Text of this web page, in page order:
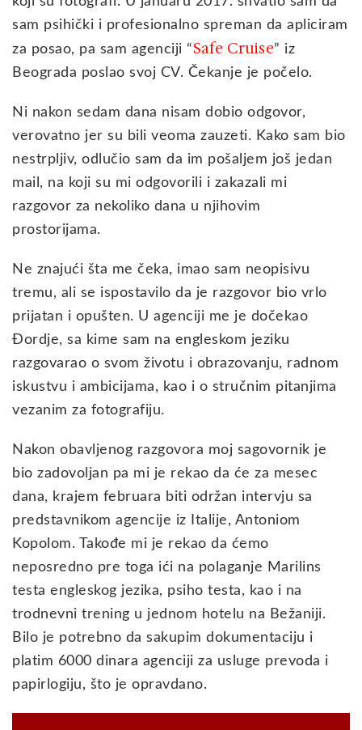
sam psihički i profesionalno spreman da apliciram
za posao, pa sam agenciji “Safe Cruise” iz
Beograda poslao svoj CV. Čekanje je počelo.
Ni nakon sedam dana nisam dobio odgovor,
verovatno jer su bili veoma zauzeti. Kako sam bio
nestrpljiv, odlučio sam da im pošaljem još jedan
mail, na koji su mi odgovorili i zakazali mi
razgovor za nekoliko dana u njihovim
prostorijama.
Ne znajući šta me čeka, imao sam neopisivu
tremu, ali se ispostavilo da je razgovor bio vrlo
prijatan i opušten. U agenciji me je dočekao
Đordje, sa kime sam na engleskom jeziku
razgovarao o svom životu i obrazovanju, radnom
iskustvu i ambicijama, kao i o stručnim pitanjima
vezanim za fotografiju.
Nakon obavljenog razgovora moj sagovornik je
bio zadovoljan pa mi je rekao da će za mesec
dana, krajem februara biti održan intervju sa
predstavnikom agencije iz Italije, Antoniom
Kopolom. Takođe mi je rekao da ćemo
neposredno pre toga ići na polaganje Marilins
testa engleskog jezika, psiho testa, kao i na
trodnevni trening u jednom hotelu na Bežaniji.
Bilo je potrebno da sakupim dokumentaciju i
platim 6000 dinara agenciji za usluge prevoda i
papirlogiju, što je opravdano.